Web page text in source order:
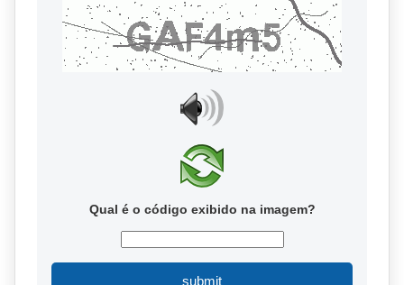
Qual é o código exibido na imagem?
submit